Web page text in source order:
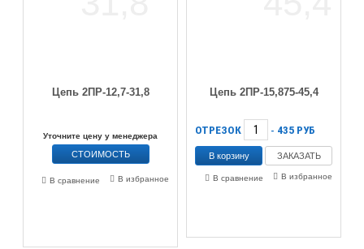
Цепь 2ПР-12,7-31,8
Уточните цену у менеджера
СТОИМОСТЬ
В избранное
В сравнение
Цепь 2ПР-15,875-45,4
ОТРЕЗОК - 435 РУБ
ЗАКАЗАТЬ
В избранное
В сравнение